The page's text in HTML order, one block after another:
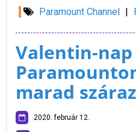
Paramount Channel
Valentin-nap
marad
2020. február 12.